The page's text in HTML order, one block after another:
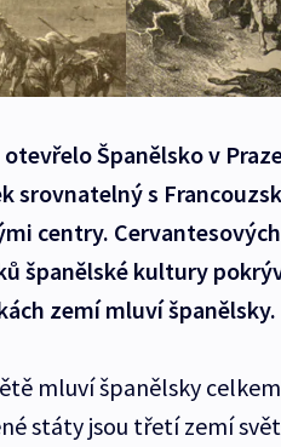
otevřelo Španělsko v
srovnatelný s
centry.
španělské kultury
zemí mluví španělsky.
mluví španělsky
státy jsou třetí zemí